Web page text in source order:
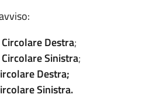
Circolare Destra;
Circolare Sinistra;
Destra;
Sinistra.